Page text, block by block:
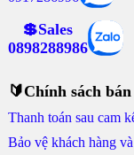
💲Sales
0898288986
🔰Chính sách
Thanh toán sau cam
Bảo vệ khách hàng